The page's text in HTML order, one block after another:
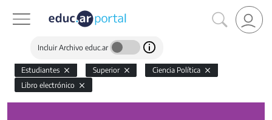
Incluir Archivo educ.ar
Estudiantes Superior
Ciencia Política
Libro electrónico